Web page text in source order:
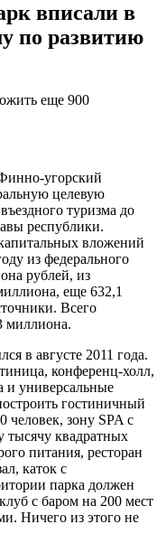
вписали в
по развитию
еще 900
угорский
целевую
туризма до
республики.
вложений
из федерального
рублей, из
еще 632,1
Всего
миллиона.
в августе 2011 года.
конференц-холл,
и универсальные
гостиничный
человек, зону SPA с
тысячу квадратных
питания, ресторан
каток с
парка должен
с баром на 200 мест
Ничего из этого не